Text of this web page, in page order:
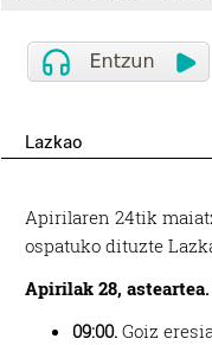
Lazkao
Apirilaren 24tik
ospatuko dituzte
Apirilak 28,
09:00. Goiz eresia.